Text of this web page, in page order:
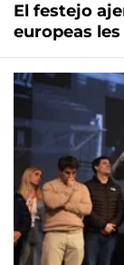
El festejo
europeas